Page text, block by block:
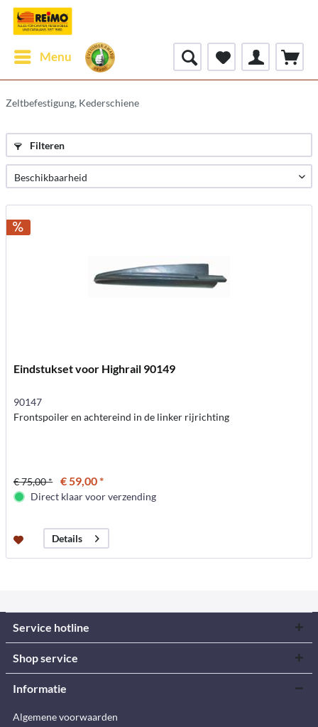
Menu
Zeltbefestigung, Kederschiene
Filteren
Eindstukset voor Highrail 90149
90147
Frontspoiler en achtereind in de linker rijrichting
€ 75,00 * € 59,00 *
Direct klaar voor verzending
Details
Service hotline
Shop service
Informatie
Algemene voorwaarden